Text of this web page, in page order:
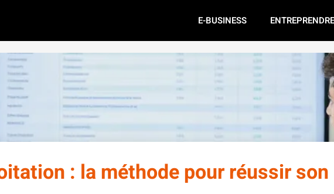
E-BUSINESS ENTREPRENDRE
: la méthode pour réussir